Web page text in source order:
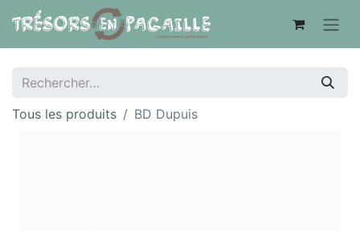
Tous les produits BD Dupuis